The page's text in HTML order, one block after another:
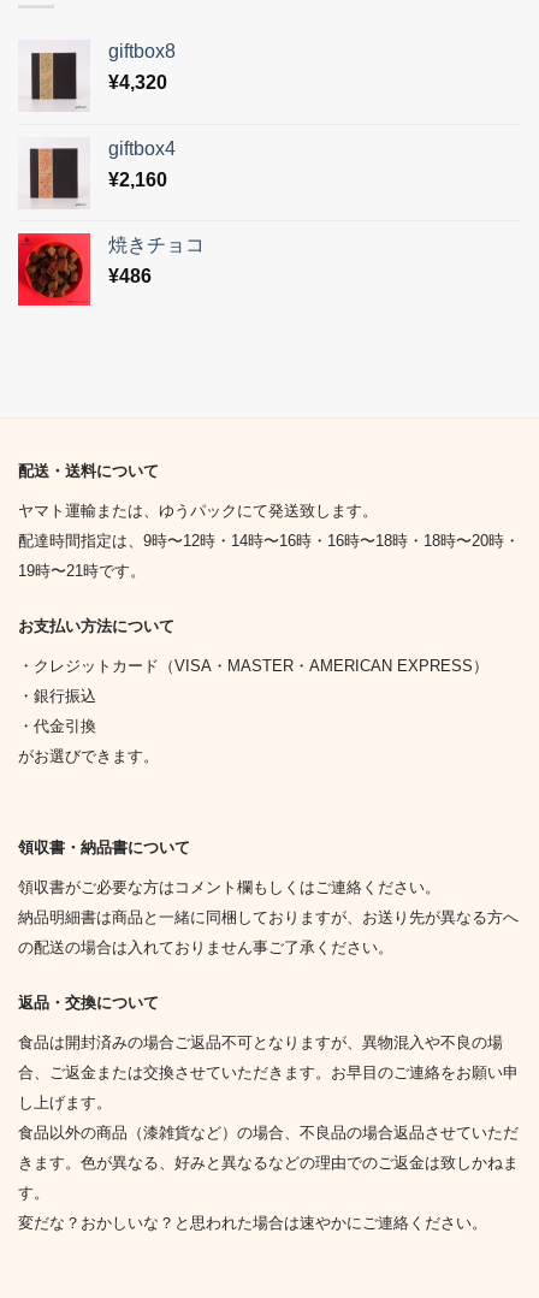
giftbox8
¥4,320
giftbox4
¥2,160
焼きチョコ
¥486
配送・送料について
ヤマト運輸または、ゆうパックにて発送致します。
配達時間指定は、9時〜12時・14時〜16時・16時〜18時・18時〜20時・
19時〜21時です。
お支払い方法について
・クレジットカード（VISA・MASTER・AMERICAN EXPRESS）
・銀行振込
・代金引換
がお選びできます。
領収書・納品書について
領収書がご必要な方はコメント欄もしくはご連絡ください。
納品明細書は商品と一緒に同梱しておりますが、お送り先が異なる方へ
の配送の場合は入れておりません事ご了承ください。
返品・交換について
食品は開封済みの場合ご返品不可となりますが、異物混入や不良の場
合、ご返金または交換させていただきます。お早目のご連絡をお願い申
し上げます。
食品以外の商品（漆雑貨など）の場合、不良品の場合返品させていただ
きます。色が異なる、好みと異なるなどの理由でのご返金は致しかねま
す。
変だな？おかしいな？と思われた場合は速やかにご連絡ください。